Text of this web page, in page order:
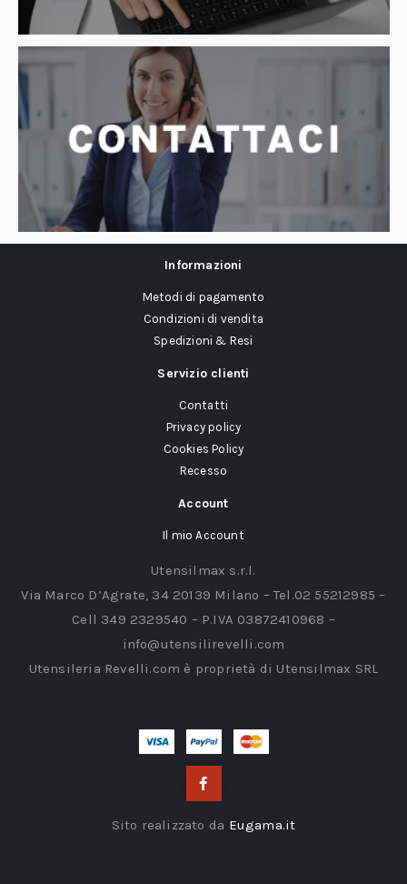
Informazioni
Metodi di pagamento
Condizioni di vendita
Spedizioni & Resi
Servizio clienti
Contatti
Privacy policy
Cookies Policy
Recesso
Account
Il mio Account
Utensilmax s.r.l.
Via Marco D’Agrate, 34 20139 Milano – Tel.02 55212985 –
Cell 349 2329540 – P.IVA 03872410968 –
info@utensilirevelli.com
Utensileria Revelli.com è proprietà di Utensilmax SRL
Sito realizzato da Eugama.it